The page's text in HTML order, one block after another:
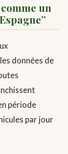
un
données de
période
par jour